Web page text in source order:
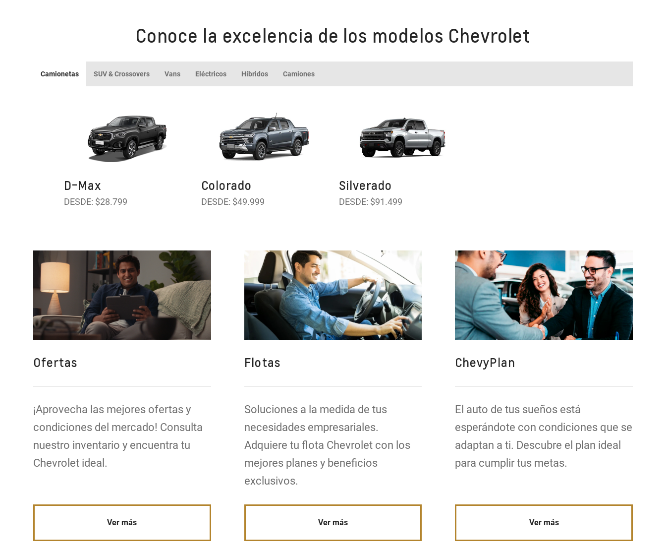
Conoce la excelencia de los modelos Chevrolet
Camionetas SUV & Crossovers Vans Eléctricos Híbridos Camiones
D-Max
DESDE: $28.799
Colorado
DESDE: $49.999
Silverado
DESDE: $91.499
Ofertas
¡Aprovecha las mejores ofertas y
condiciones del mercado! Consulta
nuestro inventario y encuentra tu
Chevrolet ideal.
Ver más
Flotas
Soluciones a la medida de tus
necesidades empresariales.
Adquiere tu flota Chevrolet con los
mejores planes y beneficios
exclusivos.
Ver más
ChevyPlan
El auto de tus sueños está
esperándote con condiciones que se
adaptan a ti. Descubre el plan ideal
para cumplir tus metas.
Ver más